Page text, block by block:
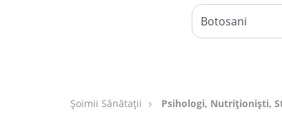
Şoimii Sănătații Psihologi, Nutriționiști,